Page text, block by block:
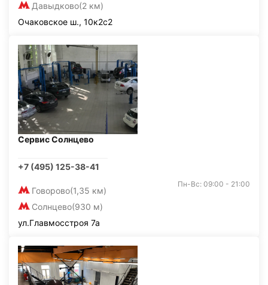
Давыдково(2 км)
Очаковское ш., 10к2с2
Сервис Солнцево
+7 (495) 125-38-41
Говорово(1,35 км)
Солнцево(930 м)
Пн-Вс: 09:00 - 21:00
ул.Главмосстроя 7а